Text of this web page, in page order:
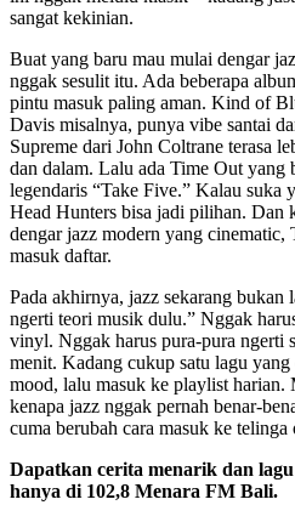
sangat kekinian.
Buat yang baru mau mulai dengar
nggak sesulit itu. Ada beberapa
pintu masuk paling aman. Kind of
Davis misalnya, punya vibe santai
Supreme dari John Coltrane terasa
dan dalam. Lalu ada Time Out yang
legendaris “Take Five.” Kalau suka
Head Hunters bisa jadi pilihan. Dan
dengar jazz modern yang
masuk daftar.
Pada akhirnya, jazz sekarang bukan
ngerti teori musik dulu.” Nggak
vinyl. Nggak harus pura-pura ngerti
menit. Kadang cukup satu lagu yang
mood, lalu masuk ke playlist harian.
kenapa jazz nggak pernah benar-
cuma berubah cara masuk ke telinga
Dapatkan cerita menarik dan
hanya di 102,8 Menara FM Bali.